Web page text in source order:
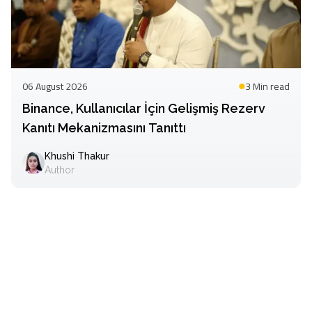
06 August 2026 3 Minread
Binance, Kullanıcılar İçin Gelişmiş Rezerv
Kanıtı Mekanizmasını Tanıttı
Khushi Thakur
Author